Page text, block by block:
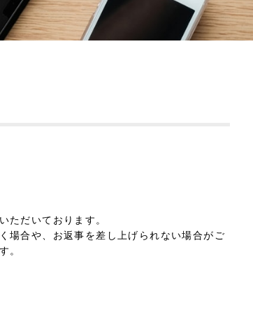
ただいております。
場合や、お返事を差し上げられない場合がご
。